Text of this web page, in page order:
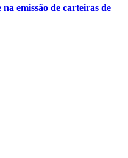
emissão de carteiras de